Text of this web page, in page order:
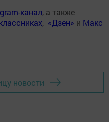
канал, а также
, «Дзен» и Макс
новости